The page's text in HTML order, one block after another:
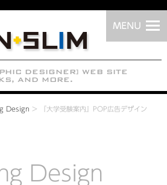
Design > 『大学受験案内』POP広告デザイン
Design